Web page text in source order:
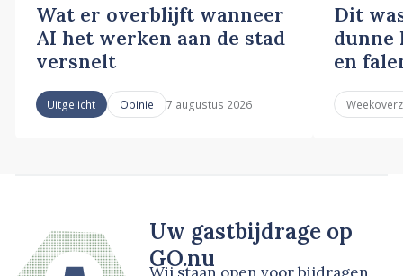
Wat er overblijft wanneer
AI het werken aan de stad
versnelt
Uitgelicht Opinie 7 augustus 2026
Dit
dunne
en
Uw gastbijdrage op
GO.nu